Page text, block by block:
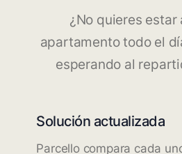
¿No quieres estar
apartamento todo el
esperando al
Solución actualizada
Parcello compara cada